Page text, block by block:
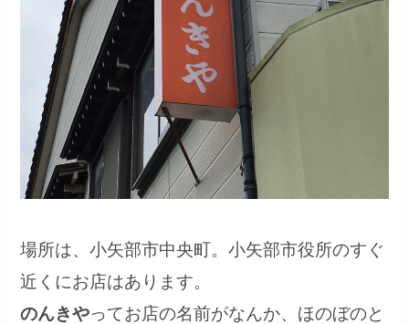
場所は、小矢部市中央町。小矢部市役所のすぐ
近くにお店はあります。
のんきやってお店の名前がなんか、ほのぼのと